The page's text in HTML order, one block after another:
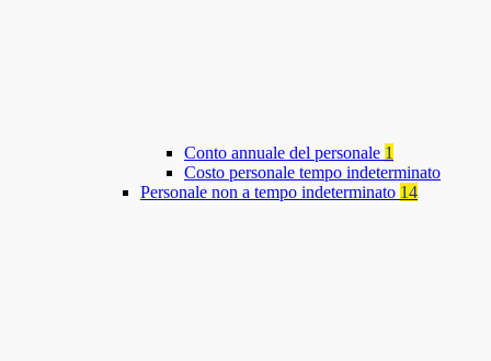
Conto annuale del personale 1
Costo personale tempo indeterminato
Personale non a tempo indeterminato 14